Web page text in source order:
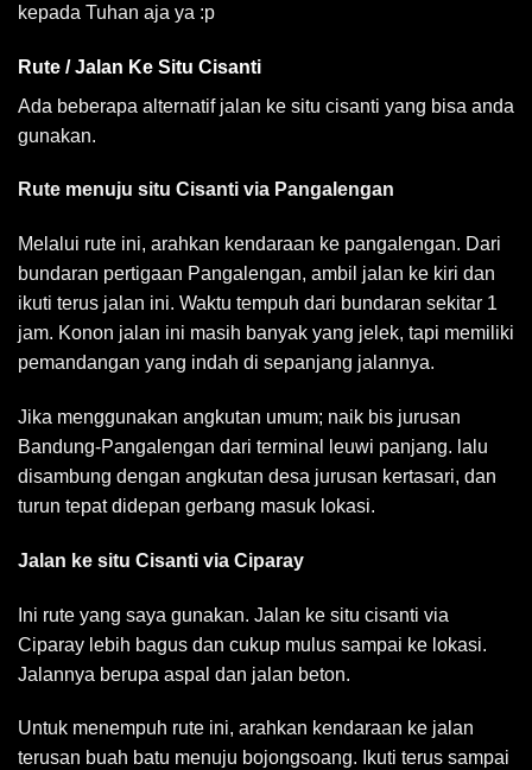
kepada Tuhan aja ya :p
Rute / Jalan Ke Situ Cisanti
Ada beberapa alternatif jalan ke situ cisanti yang bisa anda
gunakan.
Rute menuju situ Cisanti via Pangalengan
Melalui rute ini, arahkan kendaraan ke pangalengan. Dari
bundaran pertigaan Pangalengan, ambil jalan ke kiri dan
ikuti terus jalan ini. Waktu tempuh dari bundaran sekitar 1
jam. Konon jalan ini masih banyak yang jelek, tapi memiliki
pemandangan yang indah di sepanjang jalannya.
Jika menggunakan angkutan umum; naik bis jurusan
Bandung-Pangalengan dari terminal leuwi panjang. lalu
disambung dengan angkutan desa jurusan kertasari, dan
turun tepat didepan gerbang masuk lokasi.
Jalan ke situ Cisanti via Ciparay
Ini rute yang saya gunakan. Jalan ke situ cisanti via
Ciparay lebih bagus dan cukup mulus sampai ke lokasi.
Jalannya berupa aspal dan jalan beton.
Untuk menempuh rute ini, arahkan kendaraan ke jalan
terusan buah batu menuju bojongsoang. Ikuti terus sampai